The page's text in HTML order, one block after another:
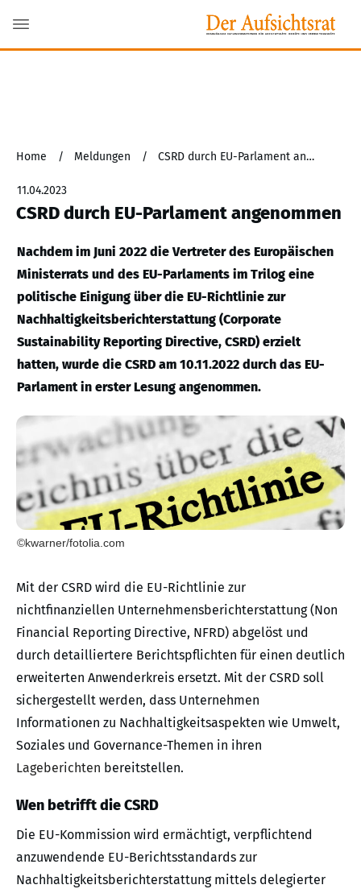
Home / Meldungen / CSRD durch EU-Parlament angenommen
11.04.2023
CSRD durch EU-Parlament angenommen
Nachdem im Juni 2022 die Vertreter des Europäischen
Ministerrats und des EU-Parlaments im Trilog eine
politische Einigung über die EU-Richtlinie zur
Nachhaltigkeitsberichterstattung (Corporate
Sustainability Reporting Directive, CSRD) erzielt
hatten, wurde die CSRD am 10.11.2022 durch das EU-
Parlament in erster Lesung angenommen.
©kwarner/fotolia.com
Mit der CSRD wird die EU-Richtlinie zur
nichtfinanziellen Unternehmensberichterstattung (Non
Financial Reporting Directive, NFRD) abgelöst und
durch detailliertere Berichtspflichten für einen deutlich
erweiterten Anwenderkreis ersetzt. Mit der CSRD soll
sichergestellt werden, dass Unternehmen
Informationen zu Nachhaltigkeitsaspekten wie Umwelt,
Soziales und Governance-Themen in ihren
Lageberichten bereitstellen.
Wen betrifft die CSRD
Die EU-Kommission wird ermächtigt, verpflichtend
anzuwendende EU-Berichtsstandards zur
Nachhaltigkeitsberichterstattung mittels delegierter